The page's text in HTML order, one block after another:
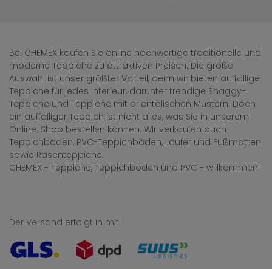
Bei CHEMEX kaufen Sie online hochwertige traditionelle und
moderne Teppiche zu attraktiven Preisen. Die große
Auswahl ist unser größter Vorteil, denn wir bieten auffällige
Teppiche für jedes Interieur, darunter trendige Shaggy-
Teppiche und Teppiche mit orientalischen Mustern. Doch
ein auffälliger Teppich ist nicht alles, was Sie in unserem
Online-Shop bestellen können. Wir verkaufen auch
Teppichböden, PVC-Teppichböden, Läufer und Fußmatten
sowie Rasenteppiche.
CHEMEX - Teppiche, Teppichböden und PVC - willkommen!
Der Versand erfolgt in mit: